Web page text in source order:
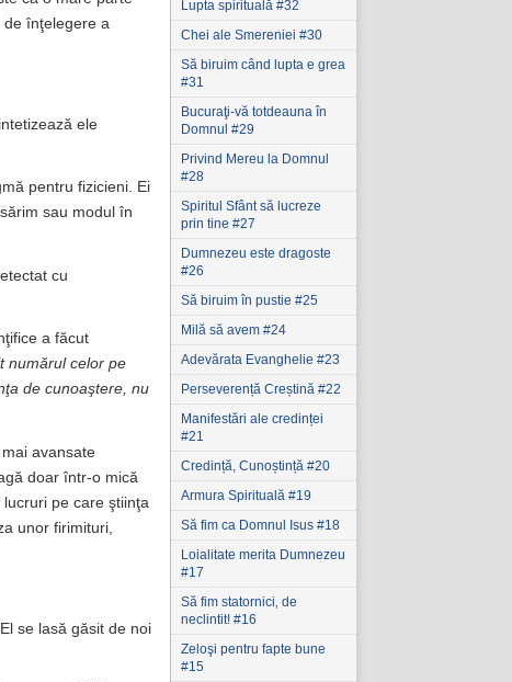
înţelegere a
ele
pentru fizicieni. Ei
sau modul în
cu
a făcut
numărul celor pe
de cunoaştere, nu
avansate
doar într-o mică
pe care ştiinţa
unor firimituri,
se lasă găsit de noi
Lupta spirituală #32
Chei ale Smereniei #30
Să biruim când lupta e grea
#31
Bucuraţi-vă totdeauna în
Domnul #29
Privind Mereu la Domnul
#28
Spiritul Sfânt să lucreze
prin tine #27
Dumnezeu este dragoste
#26
Să biruim în pustie #25
Milă să avem #24
Adevărata Evanghelie #23
Perseverență Creștină #22
Manifestări ale credinței
#21
Credință, Cunoștință #20
Armura Spirituală #19
Să fim ca Domnul Isus #18
Loialitate merita Dumnezeu
#17
Să fim statornici‚ de
neclintit! #16
Zeloşi pentru fapte bune
#15